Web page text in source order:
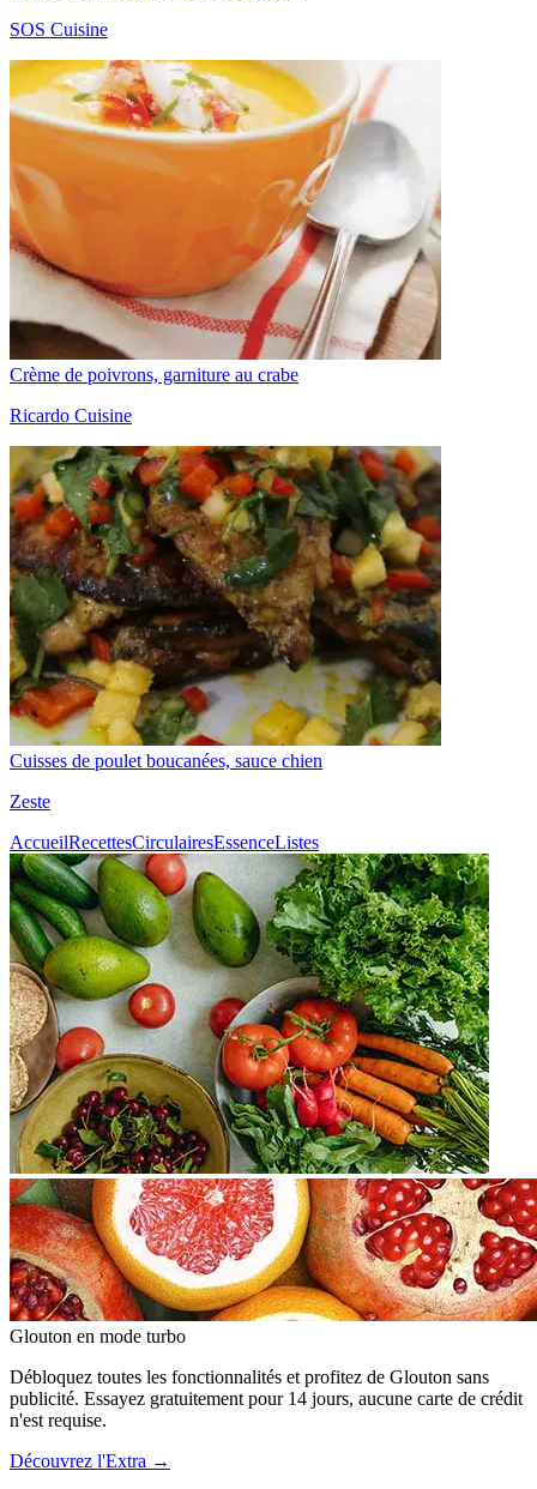
SOS Cuisine
Crème de poivrons, garniture au crabe
Ricardo Cuisine
Cuisses de poulet boucanées, sauce chien
Zeste
AccueilRecettesCirculairesEssenceListes
Glouton en mode turbo
Débloquez toutes les fonctionnalités et profitez de Glouton sans
publicité. Essayez gratuitement pour 14 jours, aucune carte de crédit
n'est requise.
Découvrez l'Extra →